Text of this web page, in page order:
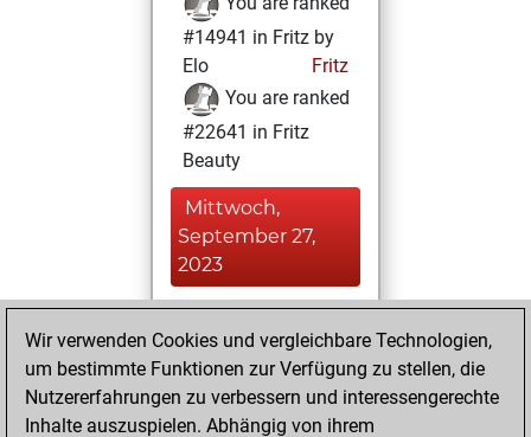
#14941 in Fritz by
Elo
Fritz
You are ranked
#22641 in Fritz
Beauty
Mittwoch,
September 27,
2023
You achieved a
BeautyScore of 1
Fritz
You
achieved a new Elo
Wir verwenden Cookies und vergleichbare Technologien,
um bestimmte Funktionen zur Verfügung zu stellen, die
Nutzererfahrungen zu verbessern und interessengerechte
Inhalte auszuspielen. Abhängig von ihrem